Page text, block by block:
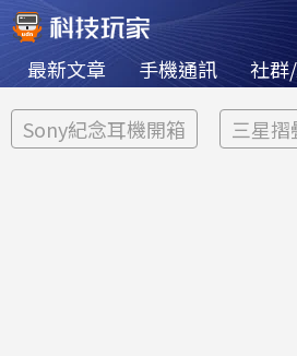
最新文章 手機通訊 社群
Sony紀念耳機開箱 三星